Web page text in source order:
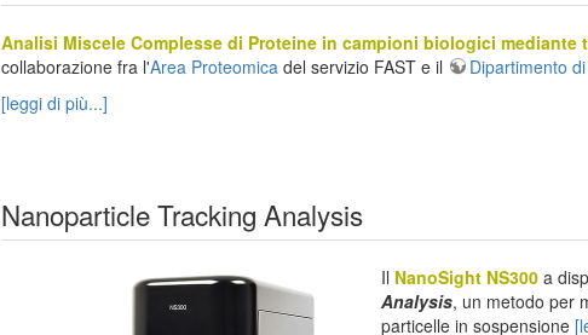
Analisi Miscele Complesse di Proteine in campioni biologici mediante
collaborazione fra l'Area Proteomicadel servizio FAST e il
Dipartimento
[leggi di più...]
Nanoparticle Tracking Analysis
Il NanoSight NS300a
Analysis, un metodo per
particelle in sospensione